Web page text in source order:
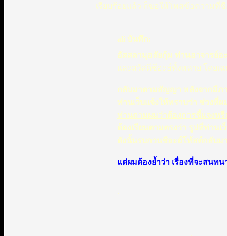
เรียบร้อยแล้ว ก็ขอให้โพสข้อความที่
ali บันทึก:
อัสสลามุอลัยกุ้ม ท่านอาจารย์
และสวัสดีชีอะฮ์ทั้งหลาย โดยเ
กลับมาตามสัญญา หลังจากมีภ
ท่านเว็บแจ้งให้ทราบว่า ช่วงที่
ท่านถามผมว่าต้องการชี้แจงหรื
ต้องเรียนตามตรงว่า รูปที่ท่านเ
ดังนั้นรบกวนชีอะฮ์โพ้สต์กลับม
แต่ผมต้องย้ำว่า เรื่องที่จะสนท
.